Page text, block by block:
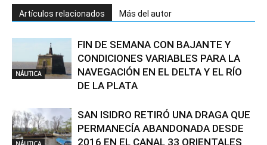
Artículos relacionados Más del autor
NÁUTICA
FIN DE SEMANA CON BAJANTE Y
CONDICIONES VARIABLES PARA LA
NAVEGACIÓN EN EL DELTA Y EL RÍO
DE LA PLATA
SAN ISIDRO RETIRÓ UNA DRAGA QUE
PERMANECÍA ABANDONADA DESDE
2016 EN EL CANAL 33 ORIENTALES